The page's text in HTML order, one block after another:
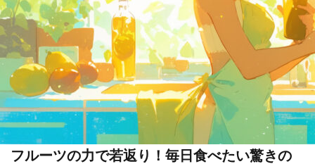
フルーツの力で若返り！毎日食べたい驚きの